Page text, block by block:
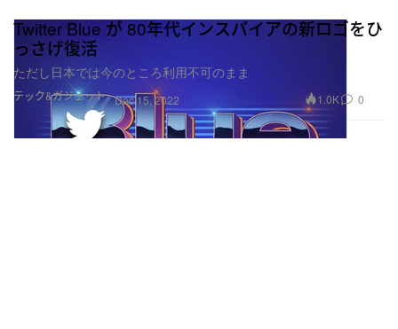
テック&ガジェット
Twitter Blue が 80年代インスパイアの新ロゴをひ
っさげ復活
ただし日本では今のところ利用不可のまま
Dec 15, 2022 1.0K 0